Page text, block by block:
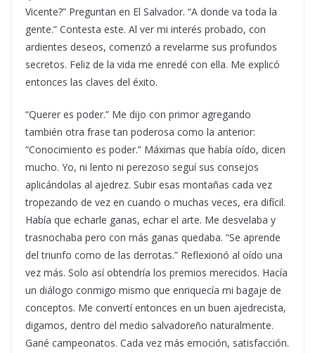
Vicente?” Preguntan en El Salvador. “A donde va toda la
gente.” Contesta este. Al ver mi interés probado, con
ardientes deseos, comenzó a revelarme sus profundos
secretos. Feliz de la vida me enredé con ella. Me explicó
entonces las claves del éxito.
“Querer es poder.” Me dijo con primor agregando
también otra frase tan poderosa como la anterior:
“Conocimiento es poder.” Máximas que había oído, dicen
mucho. Yo, ni lento ni perezoso seguí sus consejos
aplicándolas al ajedrez. Subir esas montañas cada vez
tropezando de vez en cuando o muchas veces, era difícil.
Había que echarle ganas, echar el arte. Me desvelaba y
trasnochaba pero con más ganas quedaba. “Se aprende
del triunfo como de las derrotas.” Reflexionó al oído una
vez más. Solo así obtendría los premios merecidos. Hacía
un diálogo conmigo mismo que enriquecía mi bagaje de
conceptos. Me convertí entonces en un buen ajedrecista,
digamos, dentro del medio salvadoreño naturalmente.
Gané campeonatos. Cada vez más emoción, satisfacción.